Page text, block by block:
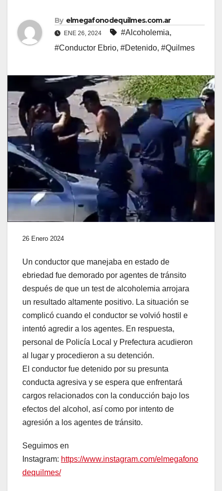
By elmegafonodequilmes.com.ar
ENE 26, 2024 #Alcoholemia,
#Conductor Ebrio, #Detenido, #Quilmes
26 Enero 2024
Un conductor que manejaba en estado de
ebriedad fue demorado por agentes de tránsito
después de que un test de alcoholemia arrojara
un resultado altamente positivo. La situación se
complicó cuando el conductor se volvió hostil e
intentó agredir a los agentes. En respuesta,
personal de Policía Local y Prefectura acudieron
al lugar y procedieron a su detención.
El conductor fue detenido por su presunta
conducta agresiva y se espera que enfrentará
cargos relacionados con la conducción bajo los
efectos del alcohol, así como por intento de
agresión a los agentes de tránsito.
Seguimos en
Instagram: https://www.instagram.com/elmegafono
dequilmes/